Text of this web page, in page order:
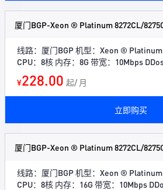
厦门BGP-Xeon ® Platinum 8272CL/
线路：厦门BGP 机型：Xeon ® Platinum
CPU：8核 内存：8G 带宽：10Mbps
¥228.00 起/ 月
立即购买
厦门BGP-Xeon ® Platinum 8272CL/
线路：厦门BGP 机型：Xeon ® Platinum
CPU：8核 内存：16G 带宽：10Mbps